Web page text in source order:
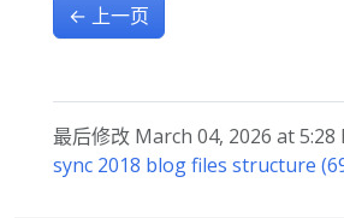
← 上一页
最后修改 March 04, 2026 at 5:28
sync 2018 blog files structure